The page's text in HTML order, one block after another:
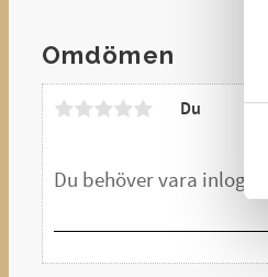
Omdömen
Du